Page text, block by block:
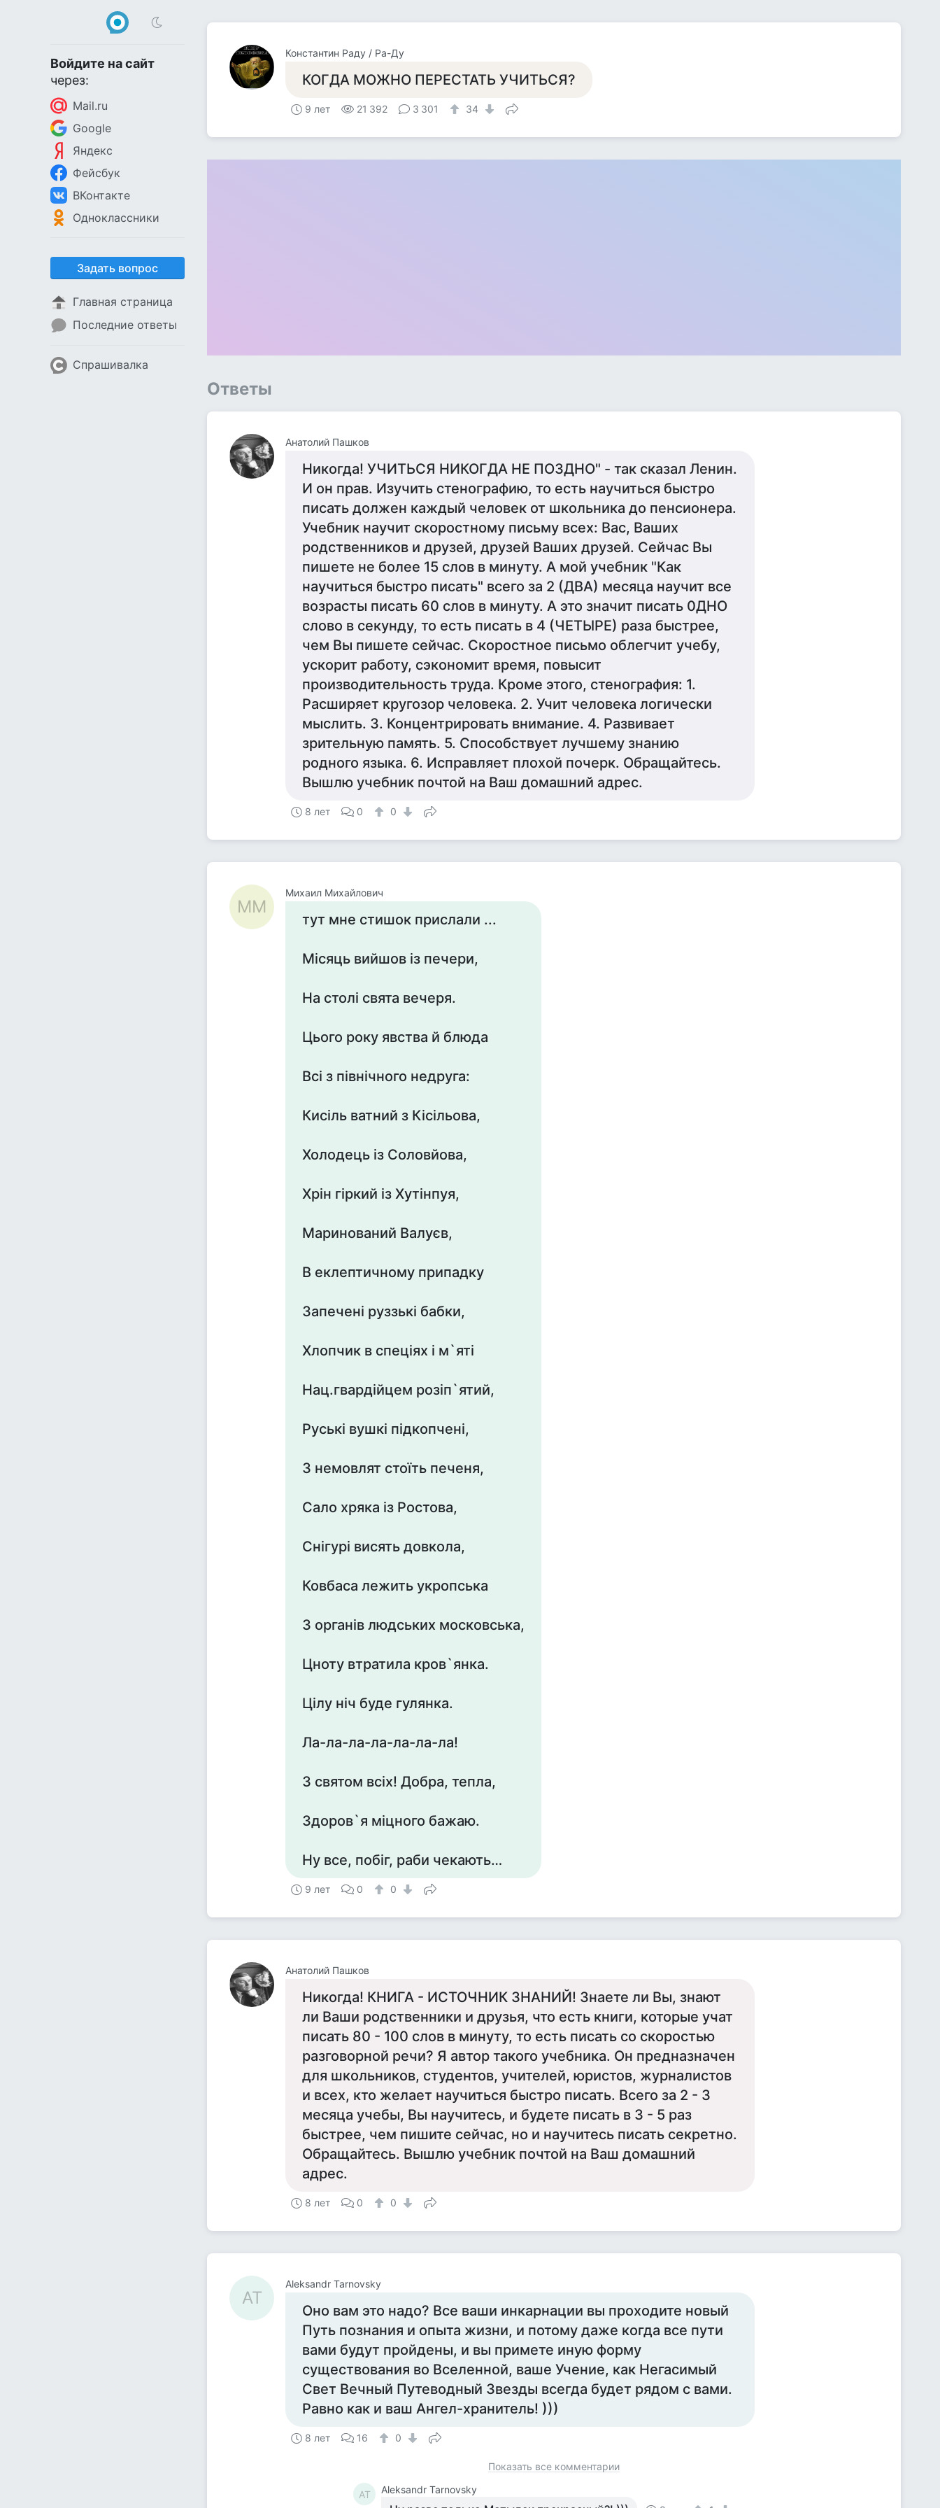
Войдите на сайт
через:
Mail.ru
Google
Яндекс
Фейсбук
ВКонтакте
Одноклассники
Задать вопрос
Главная страница
Последние ответы
Спрашивалка
Константин Раду / Ра-Ду
КОГДА МОЖНО ПЕРЕСТАТЬ УЧИТЬСЯ?
9 лет 21 392 3 301 34
Ответы
Анатолий Пашков
Никогда! УЧИТЬСЯ НИКОГДА НЕ ПОЗДНО" - так сказал Ленин.
И он прав. Изучить стенографию, то есть научиться быстро
писать должен каждый человек от школьника до пенсионера.
Учебник научит скоростному письму всех: Вас, Ваших
родственников и друзей, друзей Ваших друзей. Сейчас Вы
пишете не более 15 слов в минуту. А мой учебник "Как
научиться быстро писать" всего за 2 (ДВА) месяца научит все
возрасты писать 60 слов в минуту. А это значит писать 0ДНО
слово в секунду, то есть писать в 4 (ЧЕТЫРЕ) раза быстрее,
чем Вы пишете сейчас. Скоростное письмо облегчит учебу,
ускорит работу, сэкономит время, повысит
производительность труда. Кроме этого, стенография: 1.
Расширяет кругозор человека. 2. Учит человека логически
мыслить. 3. Концентрировать внимание. 4. Развивает
зрительную память. 5. Способствует лучшему знанию
родного языка. 6. Исправляет плохой почерк. Обращайтесь.
Вышлю учебник почтой на Ваш домашний адрес.
8 лет 0 0
ММ
Михаил Михайлович
тут мне стишок прислали ...
Місяць вийшов із печери,
На столі свята вечеря.
Цього року явства й блюда
Всі з північного недруга:
Кисіль ватний з Кісільова,
Холодець із Соловйова,
Хрін гіркий із Хутінпуя,
Маринований Валуєв,
В еклептичному припадку
Запечені руззькі бабки,
Хлопчик в спеціях і м`яті
Нац.гвардійцем розіп`ятий,
Руські вушкі підкопчені,
З немовлят стоїть печеня,
Сало хряка із Ростова,
Снігурі висять довкола,
Ковбаса лежить укропська
З органів людських московська,
Цноту втратила кров`янка.
Цілу ніч буде гулянка.
Ла-ла-ла-ла-ла-ла-ла!
З святом всіх! Добра, тепла,
Здоров`я міцного бажаю.
Ну все, побіг, раби чекають…
9 лет 0 0
Анатолий Пашков
Никогда! КНИГА - ИСТОЧНИК ЗНАНИЙ! Знаете ли Вы, знают
ли Ваши родственники и друзья, что есть книги, которые учат
писать 80 - 100 слов в минуту, то есть писать со скоростью
разговорной речи? Я автор такого учебника. Он предназначен
для школьников, студентов, учителей, юристов, журналистов
и всех, кто желает научиться быстро писать. Всего за 2 - 3
месяца учебы, Вы научитесь, и будете писать в 3 - 5 раз
быстрее, чем пишите сейчас, но и научитесь писать секретно.
Обращайтесь. Вышлю учебник почтой на Ваш домашний
адрес.
8 лет 0 0
AT
Aleksandr Tarnovsky
Оно вам это надо? Все ваши инкарнации вы проходите новый
Путь познания и опыта жизни, и потому даже когда все пути
вами будут пройдены, и вы примете иную форму
существования во Вселенной, ваше Учение, как Негасимый
Свет Вечный Путеводный Звезды всегда будет рядом с вами.
Равно как и ваш Ангел-хранитель! )))
8 лет 16 0
Показать все комментарии
AT Aleksandr Tarnovsky